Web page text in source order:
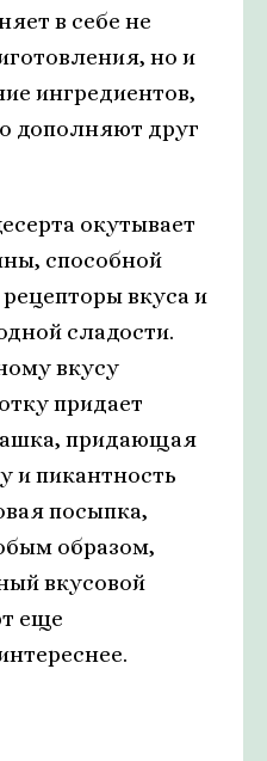
в себе не
но и
ингредиентов,
дополняют друг
окутывает
способной
вкуса и
сладости.
вкусу
придает
придающая
и пикантность
посыпка,
образом,
вкусовой
еще